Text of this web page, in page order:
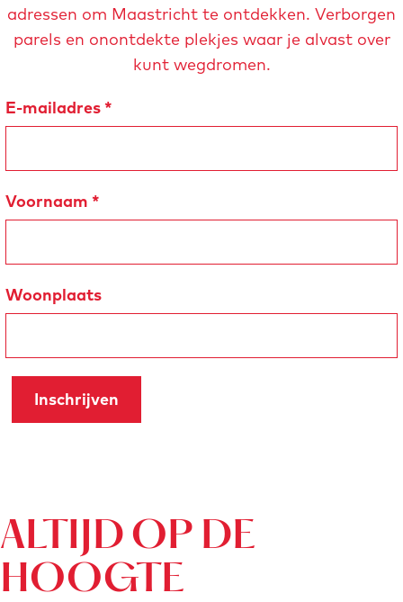
adressen om Maastricht te ontdekken. Verborgen
parels en onontdekte plekjes waar je alvast over
kunt wegdromen.
E-mailadres *
Voornaam *
Woonplaats
ALTIJD OP DE
HOOGTE